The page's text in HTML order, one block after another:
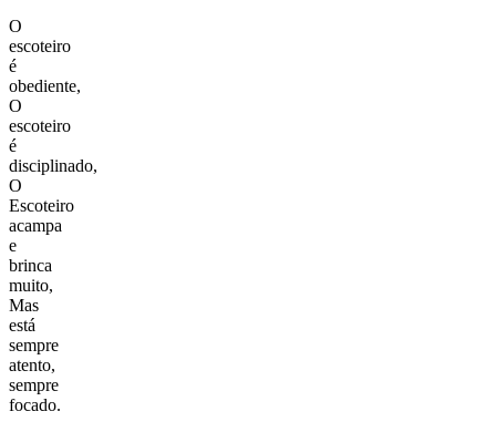
O
escoteiro
é
obediente,
O
escoteiro
é
disciplinado,
O
Escoteiro
acampa
e
brinca
muito,
Mas
está
sempre
atento,
sempre
focado.